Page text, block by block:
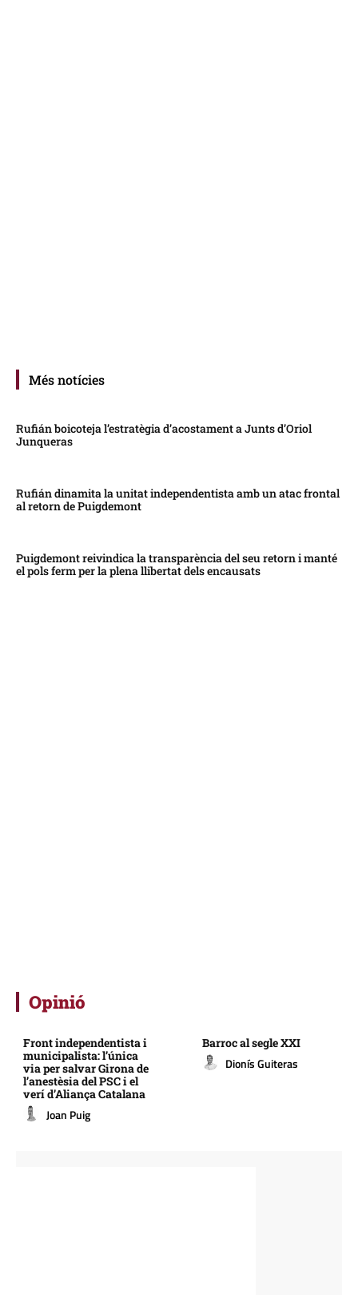
Més notícies
Rufián boicoteja l’estratègia d’acostament a Junts d’Oriol
Junqueras
Rufián dinamita la unitat independentista amb un atac frontal
al retorn de Puigdemont
Puigdemont reivindica la transparència del seu retorn i manté
el pols ferm per la plena llibertat dels encausats
Opinió
Front independentista i
municipalista: l’única
via per salvar Girona de
l’anestèsia del PSC i el
verí d’Aliança Catalana
Joan Puig
Barroc al segle XXI
Dionís Guiteras